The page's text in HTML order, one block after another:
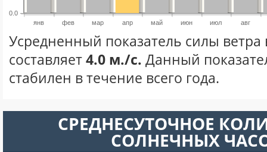
янв фев мар апр май июн июл авг
0.0
Усредненный показатель силы ветра
составляет4.0 м./с. Данный
стабилен в течение всего года.
СРЕДНЕСУТОЧНОЕ
СОЛНЕЧНЫХ